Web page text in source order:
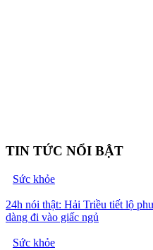
TIN TỨC NỔI BẬT
Sức khỏe
24h nói thật: Hải Triều tiết lộ
dàng đi vào giấc ngủ
Sức khỏe